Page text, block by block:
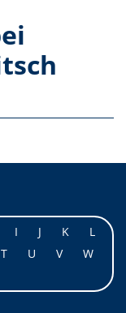
I J K
L
T U V
W